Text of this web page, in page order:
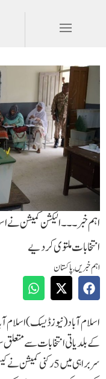
انتخابات ملتوی کردیے
اہم خبریں,پاکستان
اسلام آباد(نیوزڈیسک)اسلام
کے بلدیاتی انتخابات سے متعلق
سربراہی میں 5 رکنی کمیشن نے کیس کی سماعت کی۔